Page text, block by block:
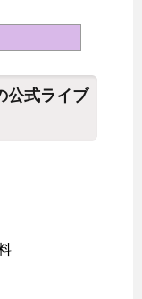
公式ライブ